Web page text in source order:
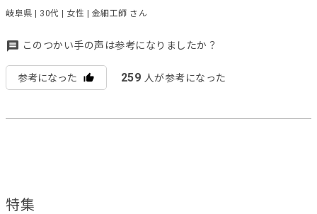
岐阜県 | 30代 | 女性 | 金細工師 さん
このつかい手の声は参考になりましたか？
参考になった 259 人が参考になった
特集